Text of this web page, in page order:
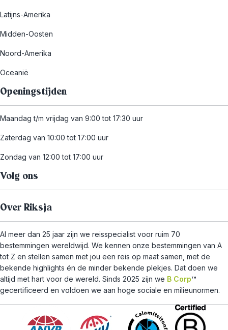
Latijns-Amerika
Midden-Oosten
Noord-Amerika
Oceanië
Openingstijden
Maandag t/m vrijdag van 9:00 tot 17:30 uur
Zaterdag van 10:00 tot 17:00 uur
Zondag van 12:00 tot 17:00 uur
Volg ons
Over Riksja
Al meer dan 25 jaar zijn we reisspecialist voor ruim 70
bestemmingen wereldwijd. We kennen onze bestemmingen van A
tot Z en stellen samen met jou een reis op maat samen, met de
bekende highlights én de minder bekende plekjes. Dat doen we
altijd met hart voor de wereld. Sinds 2025 zijn we B Corp™
gecertificeerd en voldoen we aan hoge sociale en milieunormen.